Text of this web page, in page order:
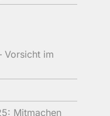
Vorsicht im
Mitmachen